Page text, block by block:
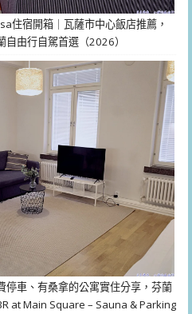
住宿開箱｜瓦薩市中心飯店推薦，
由行自駕首選（2026）
停車、有桑拿的公寓實住分享，芬蘭
at Main Square – Sauna & Parking